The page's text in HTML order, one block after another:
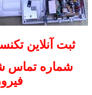
ثبت آنلاین
شماره تماس